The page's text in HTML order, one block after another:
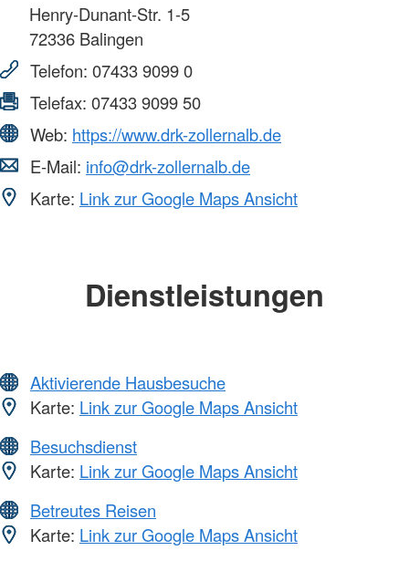
Henry-Dunant-Str. 1-5
72336 Balingen
Telefon: 07433 9099 0
Telefax: 07433 9099 50
Web: https://www.drk-zollernalb.de
E-Mail: info@drk-zollernalb.de
Karte: Link zur Google Maps Ansicht
Dienstleistungen
Aktivierende Hausbesuche
Karte: Link zur Google Maps Ansicht
Besuchsdienst
Karte: Link zur Google Maps Ansicht
Betreutes Reisen
Karte: Link zur Google Maps Ansicht